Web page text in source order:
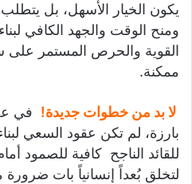
يكون الخيار الأسهل، بل
ومنح الوقت والجهد الكافي
القوية والحرص المستمر
ممكنة.
لا بد من خطوات جديدة! في
بارزة، لم تكن عقود السعي
للقائد الناجح كافية للصمود
لتخلق بُعداً إنسانياً بات ضرورة